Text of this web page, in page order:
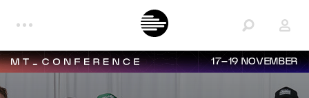
17–19 NOVEMBER